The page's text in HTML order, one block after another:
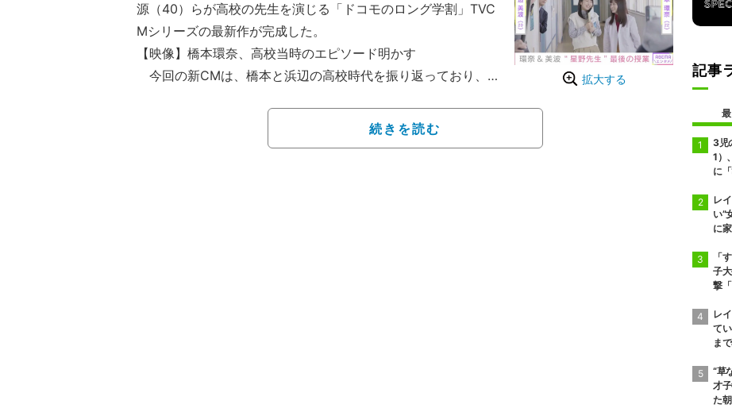
拡大する
源（40）らが高校の先生を演じる「ドコモのロング学割」TVC
Mシリーズの最新作が完成した。
【映像】橋本環奈、高校当時のエピソード明かす
今回の新CMは、橋本と浜辺の高校時代を振り返っており、
10代の頃から女優として活躍する2人は、卒業式に参加する
ことが出来なかったという。橋本は「修学旅行とか体育祭とか
続きを読む
記事
3児
1）
に
の
レ
い”
に
「
子
撃
レ
て
ま
“草
才
た